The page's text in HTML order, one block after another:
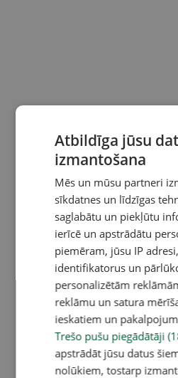
Atbildīga jūsu
izmantošana
Mēs un mūsu partneri
sīkdatnes un līdzīgas
saglabātu un piekļūtu
ierīcē un apstrādātu
piemēram, jūsu IP
identifikatorus un
personalizētām
reklāmu un satura
ieskatiem un
Trešo pušu piegādātāji
apstrādāt jūsu datus
nolūkiem, tostarp